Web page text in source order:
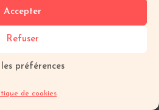
Accepter
Refuser
préférences
de cookies
EBOOK SANTÉ OFFERT !